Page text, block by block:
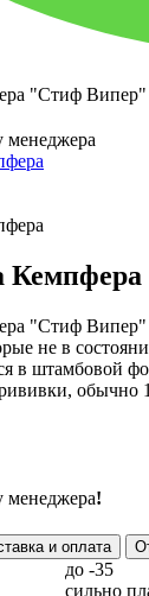
"Стиф Випер"
менеджера
"Стиф Випер"
не в
в штамбовой
обычно
менеджера!
и оплата
до -35
сильно